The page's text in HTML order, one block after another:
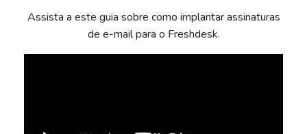
Assista a este guia sobre como implantar assinaturas
de e-mail para o Freshdesk.